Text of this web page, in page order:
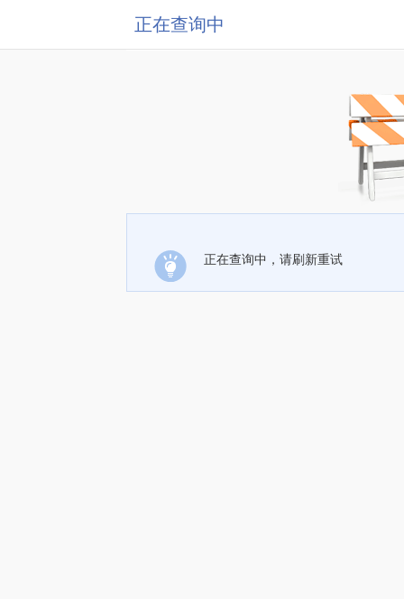
正在查询中
正在查询中，请刷新重试